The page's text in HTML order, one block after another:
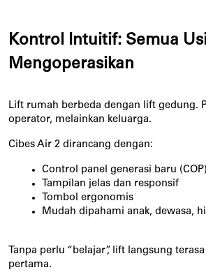
Kontrol Intuitif: Semua
Mengoperasikan
Lift rumah berbeda dengan lift gedung.
operator, melainkan keluarga.
Cibes Air 2 dirancang dengan:
Control panel generasi baru (COP)
Tampilan jelas dan responsif
Tombol ergonomis
Mudah dipahami anak, dewasa,
Tanpa perlu “belajar”, lift langsung
pertama.